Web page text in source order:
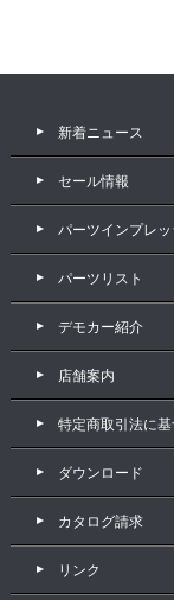
新着ニュース
セール情報
パーツインプレ
パーツリスト
デモカー紹介
店舗案内
特定商取引法に
ダウンロード
カタログ請求
リンク